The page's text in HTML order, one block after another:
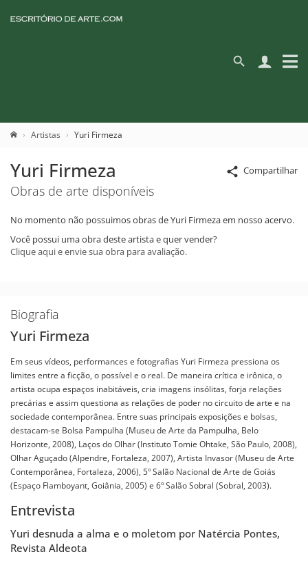
Artistas Yuri Firmeza
Compartilhar
Yuri Firmeza
Obras de arte disponíveis
No momento não possuimos obras de Yuri Firmeza em nosso acervo.
Você possui uma obra deste artista e quer vender?
Clique aqui e envie sua obra para avaliação.
Biografia
Yuri Firmeza
Em seus vídeos, performances e fotografias Yuri Firmeza pressiona os
limites entre a ficção, o possível e o real. De maneira crítica e irônica, o
artista ocupa espaços inabitáveis, cria imagens insólitas, forja relações
precárias e assim questiona as relações de poder no circuito de arte e na
sociedade contemporânea. Entre suas principais exposições e bolsas,
destacam-se Bolsa Pampulha (Museu de Arte da Pampulha, Belo
Horizonte, 2008), Laços do Olhar (Instituto Tomie Ohtake, São Paulo, 2008),
Olhar Aguçado (Alpendre, Fortaleza, 2007), Artista Invasor (Museu de Arte
Contemporânea, Fortaleza, 2006), 5º Salão Nacional de Arte de Goiás
(Espaço Flamboyant, Goiânia, 2005) e 6º Salão Sobral (Sobral, 2003).
Entrevista
Yuri desnuda a alma e o moletom por Natércia Pontes,
Revista Aldeota